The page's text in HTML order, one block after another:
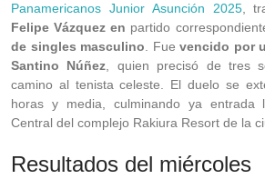
Panamericanos Junior Asunción 2025,
Felipe Vázquez en partido
de singles masculino . Fuevencido por
Santino Núñez , quien precisó de tres
camino al tenista celeste. El duelo se
horas y media, culminando ya
Central del complejo Rakiura Resort de la
Resultados del miércoles